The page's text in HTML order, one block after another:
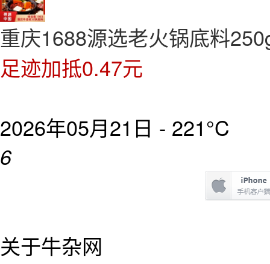
重庆1688源选老火锅底料
足迹加抵0.47元
2026年05月21日 - 221°C
6
关于牛杂网